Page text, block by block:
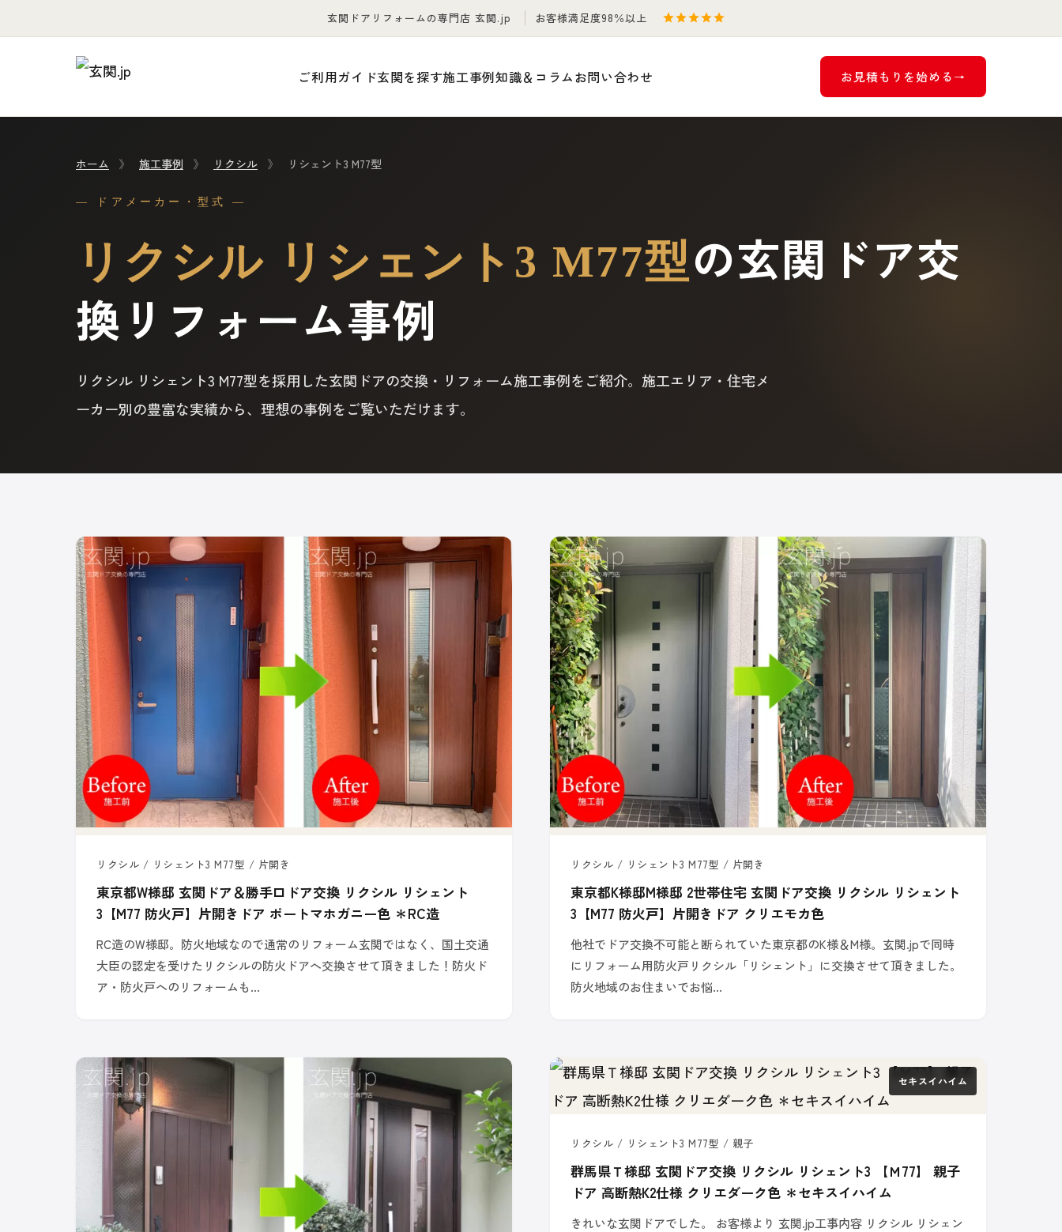
玄関ドアリフォームの専門店 玄関.jp お客様満足度98％以上
ご利用ガイド玄関を探す施工事例知識＆コラムお問い合わせ お見積もりを始める
ホーム 》 施工事例 》 リクシル 》 リシェント3 M77型
— ドアメーカー・型式 —
リクシル リシェント3 M77型の玄関ドア交
換リフォーム事例
リクシル リシェント3 M77型を採用した玄関ドアの交換・リフォーム施工事例をご紹介。施工エリア・住宅メ
ーカー別の豊富な実績から、理想の事例をご覧いただけます。
リクシル / リシェント3 M77型 / 片開き
東京都W様邸 玄関ドア＆勝手口ドア交換 リクシル リシェント
3【M77 防火戸】片開きドア ポートマホガニー色 ＊RC造
RC造のW様邸。防火地域なので通常のリフォーム玄関ではなく、国土交通
大臣の認定を受けたリクシルの防火ドアへ交換させて頂きました！防火ド
ア・防火戸へのリフォームも…
リクシル / リシェント3 M77型 / 片開き
東京都K様邸M様邸 2世帯住宅 玄関ドア交換 リクシル リシェント
3【M77 防火戸】片開きドア クリエモカ色
他社でドア交換不可能と断られていた東京都のK様＆M様。玄関.jpで同時
にリフォーム用防火戸リクシル「リシェント」に交換させて頂きました。
防火地域のお住まいでお悩…
セキスイハイム
リクシル / リシェント3 M77型 / 親子
群馬県Ｔ様邸 玄関ドア交換 リクシル リシェント3 【Ｍ77】 親子
ドア 高断熱K2仕様 クリエダーク色 ＊セキスイハイム
きれいな玄関ドアでした。 お客様より 玄関.jp工事内容 リクシル リシェン